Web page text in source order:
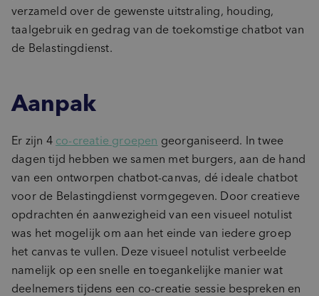
verzameld over de gewenste uitstraling, houding,
taalgebruik en gedrag van de toekomstige chatbot van
de Belastingdienst.
Aanpak
Er zijn 4 co-creatie groepen georganiseerd. In twee
dagen tijd hebben we samen met burgers, aan de hand
van een ontworpen chatbot-canvas, dé ideale chatbot
voor de Belastingdienst vormgegeven. Door creatieve
opdrachten én aanwezigheid van een visueel notulist
was het mogelijk om aan het einde van iedere groep
het canvas te vullen. Deze visueel notulist verbeelde
namelijk op een snelle en toegankelijke manier wat
deelnemers tijdens een co-creatie sessie bespreken en